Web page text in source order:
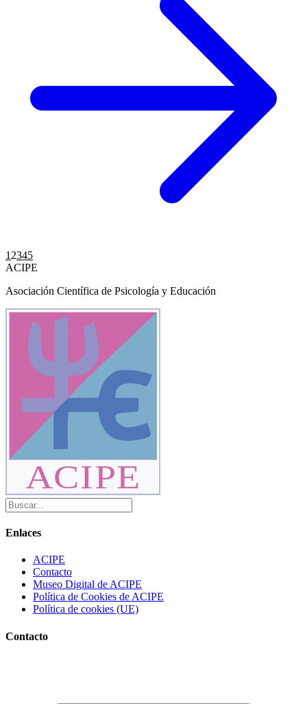
Paginación
de
entradas
12345
ACIPE
Asociación Científica de Psicología y Educación
ACIPE
Enlaces
ACIPE
Contacto
Museo Digital de ACIPE
Política de Cookies de ACIPE
Política de cookies (UE)
Contacto